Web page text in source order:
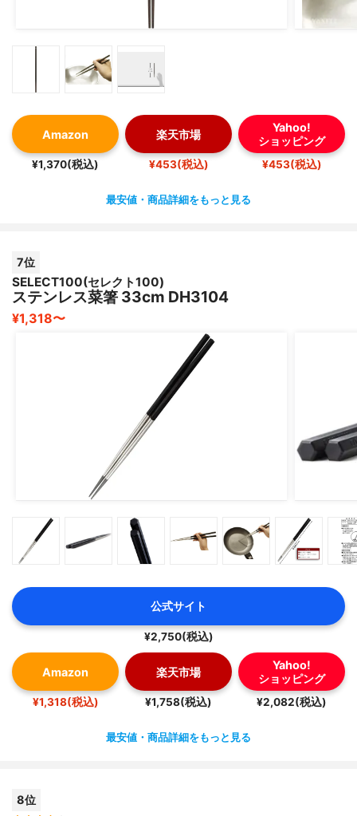
Amazon
¥1,370(税込)
楽天市場
¥453(税込)
Yahoo!
ショッピング
¥453(税込)
最安値・商品詳細をもっと見る
7位
SELECT100(セレクト100)
ステンレス菜箸 33cm DH3104
¥1,318〜
公式サイト
¥2,750(税込)
Amazon
¥1,318(税込)
楽天市場
¥1,758(税込)
Yahoo!
ショッピング
¥2,082(税込)
最安値・商品詳細をもっと見る
8位